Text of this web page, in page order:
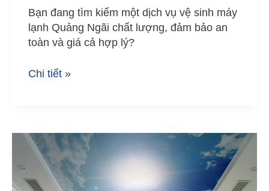
Bạn đang tìm kiếm một dịch vụ vệ sinh máy
lạnh Quảng Ngãi chất lượng, đảm bảo an
toàn và giá cả hợp lý?
Chi tiết »
Thi
công
đặt